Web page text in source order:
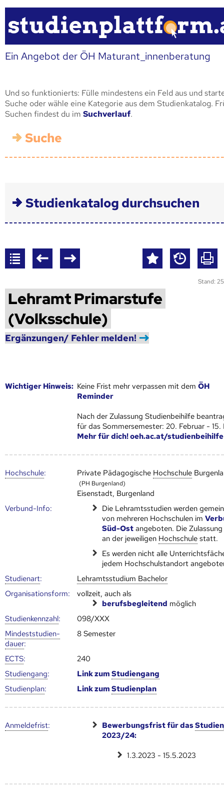
Ein Angebot der ÖH Maturant_innenberatung
Und so funktionierts: Fülle mindestens ein Feld aus und
Suche oder wähle eine Kategorie aus dem Studienkatalog.
Suchen findest du im Suchverlauf.
Suche
Studienkatalog durchsuchen
Stand:
Lehramt Primarstufe
(Volksschule)
Ergänzungen/ Fehler melden!
Wich­ti­ger Hin­weis: Keine Frist mehr verpassen mit demÖH
Reminder
Nach der Zulassung Studienbeihilfe
für das Sommersemester: 20. Februar - 15.
Mehr für dich! oeh.ac.at/studienbeihilfe
Hoch­schule: Private Pädagogische Hoch­schule
(PH Burgenland)
Eisenstadt, Burgenland
Verbund-Info:
Die Lehramtsstudien werden
von mehreren Hoch­schulen im
Süd-Ost angeboten. Die
an der jeweiligen Hoch­schule statt.
Es werden nicht alle
jedem Hochschulstandort
Studienart:
Lehramtsstudium Bachelor
Organisationsform:
vollzeit, auch als
berufsbegleitend möglich
Studien­kenn­zahl:
098/XXX
Mindest­studien­
dauer:
8 Semester
ECTS:
240
Studien­gang: Link zumStudien­gang
Studien­plan: Link zumStudien­plan
Anmelde­frist: Bewerbungsfrist für das
2023/24:
1.3.2023 - 15.5.2023